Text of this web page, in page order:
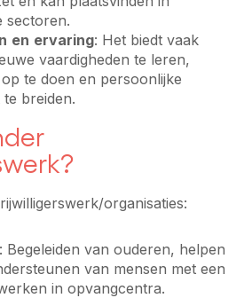
sectoren.
en ervaring: Het biedt vaak
vaardigheden te leren,
te doen en persoonlijke
breiden.
organisaties:
: Begeleiden van ouderen, helpen
van mensen met een
in opvangcentra.